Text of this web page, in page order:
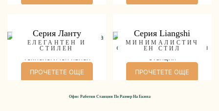
Серия Ланту
ЕЛЕГАНТЕН И
СТИЛЕН
ПРОЧЕТЕТЕ ОЩЕ
Серия Liangshi
МИНИМАЛИСТИЧ
ЕН СТИЛ
ПРОЧЕТЕТЕ ОЩЕ
Офис Работни Станции По Размер На Екипа